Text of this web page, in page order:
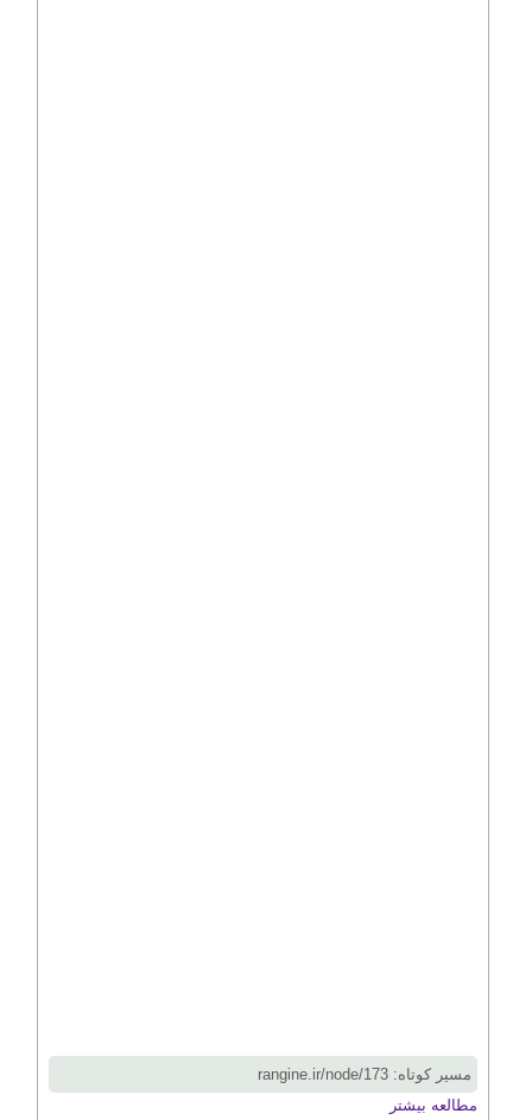
مسیر کوتاه: rangine.ir/node/173
مطالعه بیشتر